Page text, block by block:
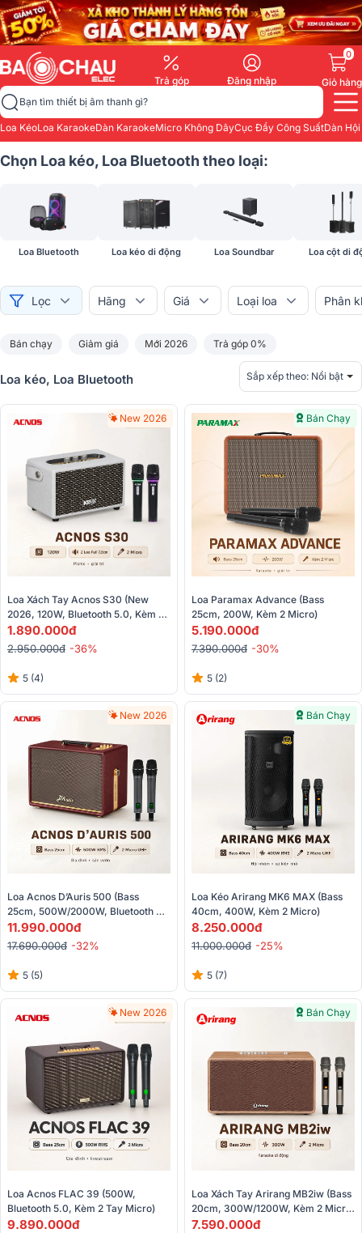
Trả góp Đăng nhập
0
Giỏ hàng
Bạn tìm thiết bị âm thanh gì?
Loa KéoLoa KaraokeDàn KaraokeMicro Không DâyCục Đẩy Công SuấtDàn
Chọn Loa kéo, Loa Bluetooth theo loại:
Loa Bluetooth Loa kéo di động Loa Soundbar Loa cột di
Lọc Hãng Giá Loại loa Phân
Bán chạy Giảm giá Mới 2026 Trả góp 0%
Loa kéo, Loa Bluetooth Sắp xếp theo: Nổi bật
New 2026
Loa Xách Tay Acnos S30 (New
2026, 120W, Bluetooth 5.0, Kèm 2
Tay Micro)
1.890.000đ
2.950.000đ -36%
5 (4)
Bán Chạy
Loa Paramax Advance (Bass
25cm, 200W, Kèm 2 Micro)
5.190.000đ
7.390.000đ -30%
5 (2)
New 2026
Loa Acnos D’Auris 500 (Bass
25cm, 500W/2000W, Bluetooth
5.0, Kèm 2 Micro)
11.990.000đ
17.690.000đ -32%
5 (5)
Bán Chạy
Loa Kéo Arirang MK6 MAX (Bass
40cm, 400W, Kèm 2 Micro)
8.250.000đ
11.000.000đ -25%
5 (7)
New 2026
Loa Acnos FLAC 39 (500W,
Bluetooth 5.0, Kèm 2 Tay Micro)
9.890.000đ
Bán Chạy
Loa Xách Tay Arirang MB2iw (bass
20cm, 300W/1200W, Kèm 2 Micro
)7.590.000đ